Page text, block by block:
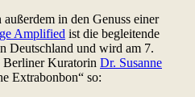
in den Genuss einer
Amplified ist die begleitende
Deutschland und wird am 7.
Berliner Kuratorin Dr. Susanne
Extrabonbon“ so: